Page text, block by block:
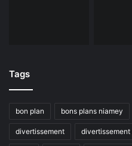
Tags
bon plan bons plans niamey
divertissement divertissement